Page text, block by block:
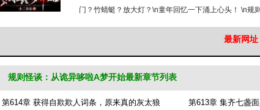
门？竹蜻蜓？放大灯？\n童年回忆一下涌上心头！ \n
的小弟。 \n全球观众：“这合理吗？龙国因为他崛起了
一次次完美通过副本后，其它国家意识到了他的恐怖，
最新网
规则怪谈：从诡异哆啦A梦开始最新章节列表
第614章 获得自欺欺人词条，原来真的灰太狼
第613章 集齐七盏